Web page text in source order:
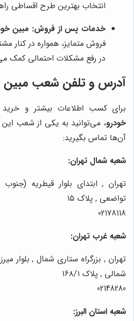
انتخاب بهترین طرح اقساطی
خدمات پس از فروش: مبین
فروش متمایز، همواره در کنار
در رفع مشکلات احتمالی کمک
آدرس و تلفن شعب مبین
برای کسب اطلاعات بیشتر و
خودرو، می‌توانید به یکی از شعب این
آن‌ها تماس بگیرید:
شعبه شمال تهران:
تهران , ابتدای بلوار قیطریه
تواضعی , پلاک ۱۵
02178118
شعبه غرب تهران:
تهران , بزرگراه ستاری شمال , بلوار
شمالی , پلاک ۱۶۸/۱
02148280
شعبه استان البرز: